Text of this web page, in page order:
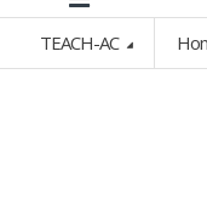
TEACH-AC